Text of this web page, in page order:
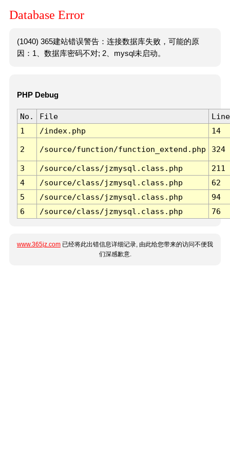
Database Error
(1040) 365建站错误警告：连接数据库失败，可能的原
因：1、数据库密码不对; 2、mysql未启动。
PHP Debug
No. File
Line
1
/index.php 14
2 /source/function/function_extend.php 324
3 /source/class/jzmysql.class.php
211
4
/source/class/jzmysql.class.php
62
5
/source/class/jzmysql.class.php
94
6
/source/class/jzmysql.class.php 76
www.365jz.com 已经将此出错信息详细记录, 由此给您带来的访问不便我
们深感歉意.